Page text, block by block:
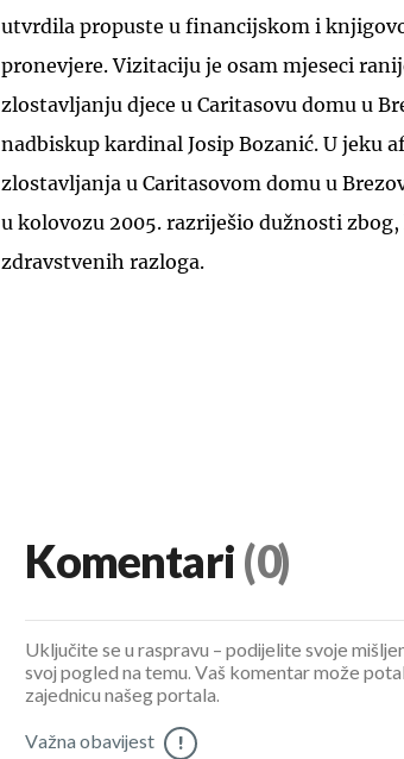
utvrdila propuste u financijskom i
pronevjere. Vizitaciju je osam mjeseci
zlostavljanju djece u Caritasovu domu u
nadbiskup kardinal Josip Bozanić. U jeku
zlostavljanja u Caritasovom domu u
u kolovozu 2005. razriješio dužnosti zbog,
zdravstvenih razloga.
Komentari (0)
Uključite se u raspravu – podijelite svoje
svoj pogled na temu. Vaš komentar može
zajednicu našeg portala.
Važna obavijest !